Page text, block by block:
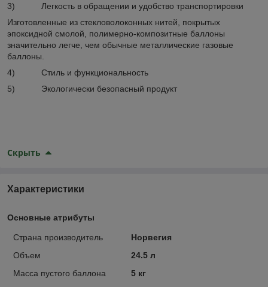
3) Легкость в обращении и удобство транспортировки
Изготовленные из стекловолоконных нитей, покрытых
эпоксидной смолой, полимерно-композитные баллоны
значительно легче, чем обычные металлические газовые
баллоны.
4) Стиль и функциональность
5) Экологически безопасный продукт
Скрыть
Характеристики
Основные атрибуты
Страна производитель
Норвегия
Объем
24.5 л
Масса пустого баллона
5 кг